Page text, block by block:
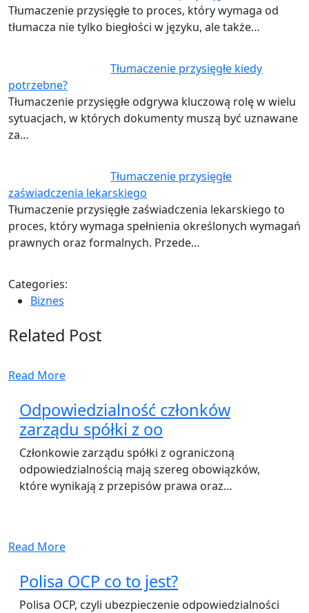
Tłumaczenie przysięgłe to proces, który wymaga od
tłumacza nie tylko biegłości w języku, ale także…
Tłumaczenie przysięgłe kiedy
potrzebne?
Tłumaczenie przysięgłe odgrywa kluczową rolę w wielu
sytuacjach, w których dokumenty muszą być uznawane
za…
Tłumaczenie przysięgłe
zaświadczenia lekarskiego
Tłumaczenie przysięgłe zaświadczenia lekarskiego to
proces, który wymaga spełnienia określonych wymagań
prawnych oraz formalnych. Przede…
Categories:
Biznes
Related Post
Read More
Odpowiedzialność członków
zarządu spółki z oo
Członkowie zarządu spółki z ograniczoną
odpowiedzialnością mają szereg obowiązków,
które wynikają z przepisów prawa oraz…
Read More
Polisa OCP co to jest?
Polisa OCP, czyli ubezpieczenie odpowiedzialności